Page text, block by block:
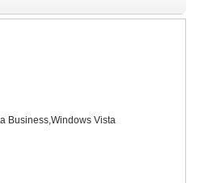
Business,Windows Vista